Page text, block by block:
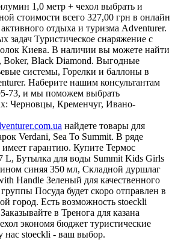
1,0 метр + чехол выбрать и
стоимости всего 327,00 грн в онлайн
отдыха и туризма Adventurer.
задач Туристическое снаряжение с
Киева. В наличии вы можете найти
Boker, Black Diamond. Выгодные
системы, Горелки и баллоны в
Наберите нашим консультантам
73, и мы поможем выбрать
Черновцы, Кременчуг, Ивано-
найдете товары для
Verdani, Sea To Summit. В ряде
гарантию. Купите Термос
Бутылка для воды Summit Kids Girls
синяя 350 мл, Складной дуршлаг
Handle Зеленый для качественного
Посуда будет скоро отправлен в
город. Есть возможность stoeckli
в Тренога для казана
экономя бюджет туристические
нас stoeckli - ваш выбор.